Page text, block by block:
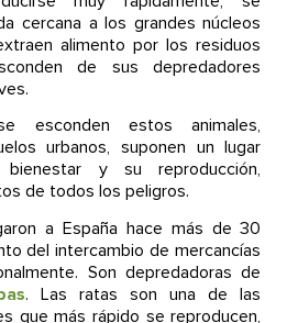
cercana a los grandes núcleos
alimento por los residuos
de sus depredadores
esconden estos animales,
urbanos, suponen un lugar
y su reproducción,
de todos los peligros.
a España hace más de 30
del intercambio de mercancías
Son depredadoras de
. Las ratas son una de las
que más rápido se reproducen,